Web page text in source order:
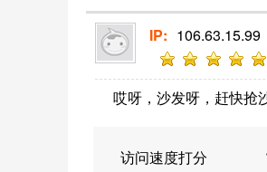
IP: 106.63.15.99
哎呀，沙发呀，赶快抢
访问速度打分